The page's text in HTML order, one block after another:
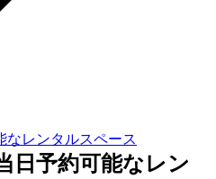
なレンタルスペース
日予約可能なレン